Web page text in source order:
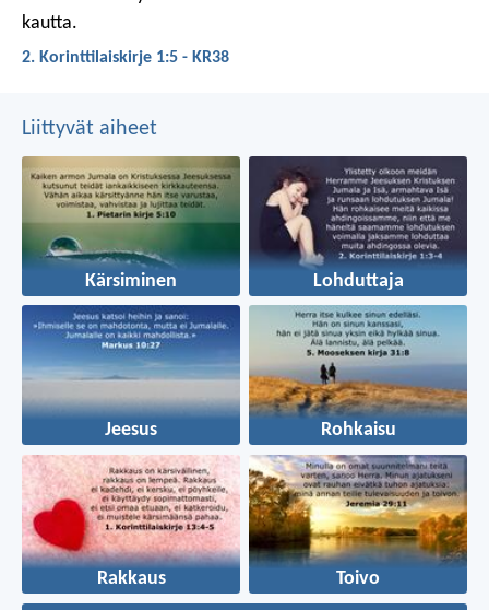
kautta.
2. Korinttilaiskirje 1:5 - KR38
Liittyvät aiheet
Kärsiminen Lohduttaja
Jeesus Rohkaisu
Rakkaus Toivo